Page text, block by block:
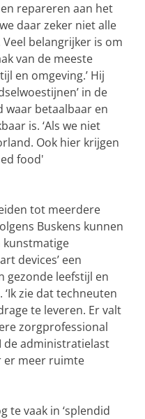
repareren aan het
daar zeker niet alle
belangrijker is om
van de meeste
en omgeving.’ Hij
in de
waar betaalbaar en
is. ‘Als we niet
Ook hier krijgen
food'
tot meerdere
Buskens kunnen
kunstmatige
devices’ een
gezonde leefstijl en
zie dat techneuten
te leveren. Er valt
zorgprofessional
de administratielast
er meer ruimte
te vaak in ‘splendid